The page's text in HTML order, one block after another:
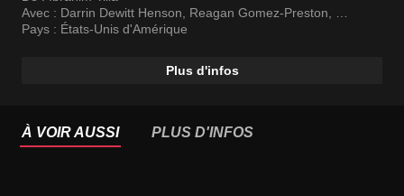
Avec : Darrin Dewitt Henson, Reagan Gomez-Preston,
Jedda Jones
Pays : États-Unis d'Amérique
Plus d'infos
À VOIR AUSSI PLUS D'INFOS